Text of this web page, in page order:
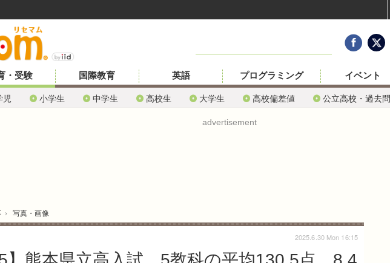
・受験
児 小学生 中学生 高校生 大学生 高校偏差値 公立高校・過去問
国際教育 英語 プログラミング イベント
advertisement
› 写真・画像
2025.6.30 Mon 16:15